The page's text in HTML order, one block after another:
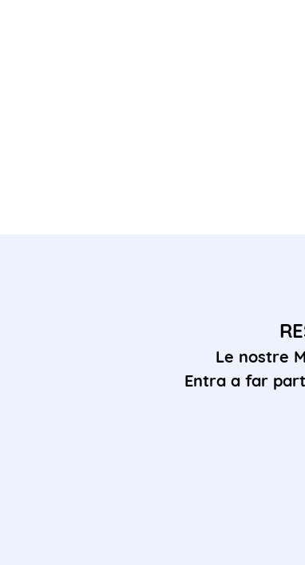
Le nostre
Entra a far